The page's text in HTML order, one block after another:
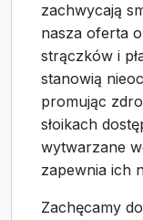
zachwycają
nasza oferta
strączków i
stanowią
promując
słoikach
wytwarzane
zapewnia ich
Zachęcamy